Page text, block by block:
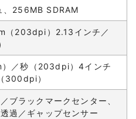
、256MB SDRAM
（203dpi）2.13インチ／
／秒（203dpi）4インチ
300dpi）
ブラックマークセンター、
過／ギャップセンサー